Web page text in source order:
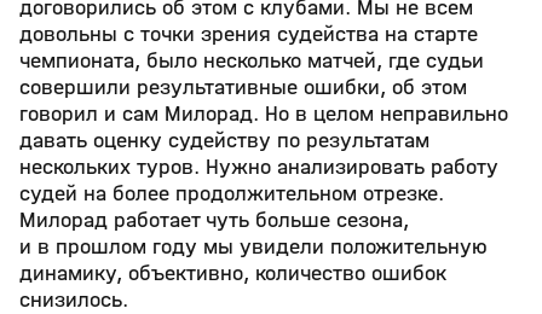
договорились об этом с клубами. Мы не всем
довольны с точки зрения судейства на старте
чемпионата, было несколько матчей, где судьи
совершили результативные ошибки, об этом
говорил и сам Милорад. Но в целом неправильно
давать оценку судейству по результатам
нескольких туров. Нужно анализировать работу
судей на более продолжительном отрезке.
Милорад работает чуть больше сезона,
и в прошлом году мы увидели положительную
динамику, объективно, количество ошибок
снизилось.